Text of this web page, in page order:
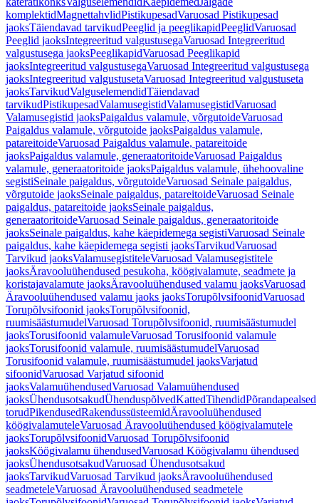
komplektidMagnettahvlidPistikupesadVaruosad Pistikupesad
jaoksTäiendavad tarvikudPeeglid ja peeglikapidPeeglidVaruosad
Peeglid jaoksIntegreeritud valgustusegaVaruosad Integreeritud
valgustusega jaoksPeeglikapidVaruosad Peeglikapid
jaoksIntegreeritud valgustusegaVaruosad Integreeritud valgustusega
jaoksIntegreeritud valgustusetaVaruosad Integreeritud valgustuseta
jaoksTarvikudValguselemendidTäiendavad
tarvikudPistikupesadValamusegistidValamusegistidVaruosad
Valamusegistid jaoksPaigaldus valamule, võrgutoideVaruosad
Paigaldus valamule, võrgutoide jaoksPaigaldus valamule,
patareitoideVaruosad Paigaldus valamule, patareitoide
jaoksPaigaldus valamule, generaatoritoideVaruosad Paigaldus
valamule, generaatoritoide jaoksPaigaldus valamule, ühehoovaline
segistiSeinale paigaldus, võrgutoideVaruosad Seinale paigaldus,
võrgutoide jaoksSeinale paigaldus, patareitoideVaruosad Seinale
paigaldus, patareitoide jaoksSeinale paigaldus,
generaatoritoideVaruosad Seinale paigaldus, generaatoritoide
jaoksSeinale paigaldus, kahe käepidemega segistiVaruosad Seinale
paigaldus, kahe käepidemega segisti jaoksTarvikudVaruosad
Tarvikud jaoksValamusegistiteleVaruosad Valamusegistitele
jaoksÄravooluühendused pesukoha, köögivalamute, seadmete ja
koristajavalamute jaoksÄravooluühendused valamu jaoksVaruosad
Äravooluühendused valamu jaoks jaoksTorupõlvsifoonidVaruosad
Torupõlvsifoonid jaoksTorupõlvsifoonid,
ruumisäästumudelVaruosad Torupõlvsifoonid, ruumisäästumudel
jaoksTorusifoonid valamuleVaruosad Torusifoonid valamule
jaoksTorusifoonid valamule, ruumisäästumudelVaruosad
Torusifoonid valamule, ruumisäästumudel jaoksVarjatud
sifoonidVaruosad Varjatud sifoonid
jaoksValamuühendusedVaruosad Valamuühendused
jaoksÜhendusotsakudÜhenduspõlvedKattedTihendidPõrandapealsed
torudPikendusedRakendussüsteemidÄravooluühendused
köögivalamuteleVaruosad Äravooluühendused köögivalamutele
jaoksTorupõlvsifoonidVaruosad Torupõlvsifoonid
jaoksKöögivalamu ühendusedVaruosad Köögivalamu ühendused
jaoksÜhendusotsakudVaruosad Ühendusotsakud
jaoksTarvikudVaruosad Tarvikud jaoksÄravooluühendused
seadmeteleVaruosad Äravooluühendused seadmetele